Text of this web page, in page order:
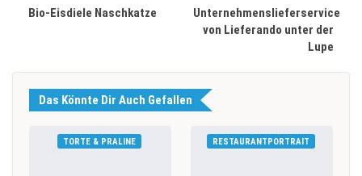
Bio-Eisdiele Naschkatze
Unternehmenslieferservice
von Lieferando unter der
Lupe
Das Könnte Dir Auch Gefallen
TORTE & PRALINE RESTAURANTPORTRAIT